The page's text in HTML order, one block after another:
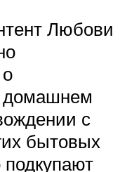
Любови
домашнем
с
бытовых